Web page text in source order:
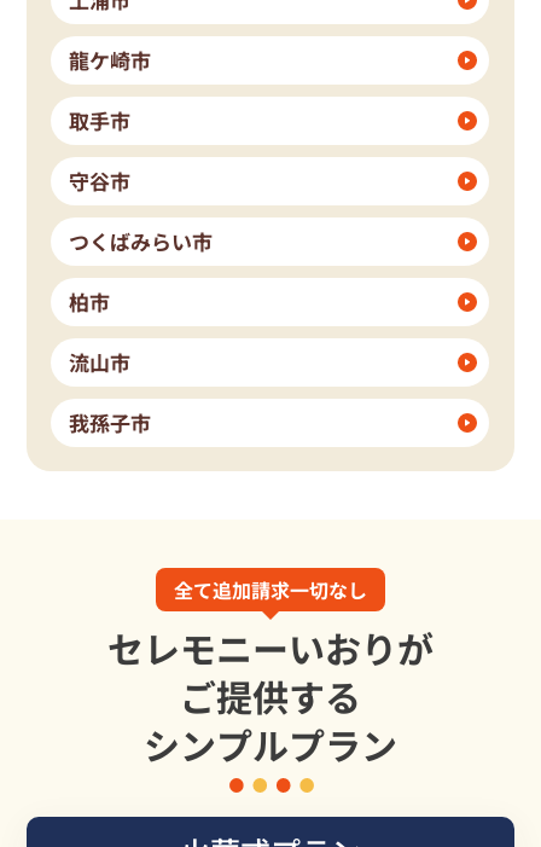
龍ケ崎市
取手市
守谷市
つくばみらい市
柏市
流山市
我孫子市
全て追加請求一切なし
セレモニーいおりが
ご提供する
シンプルプラン